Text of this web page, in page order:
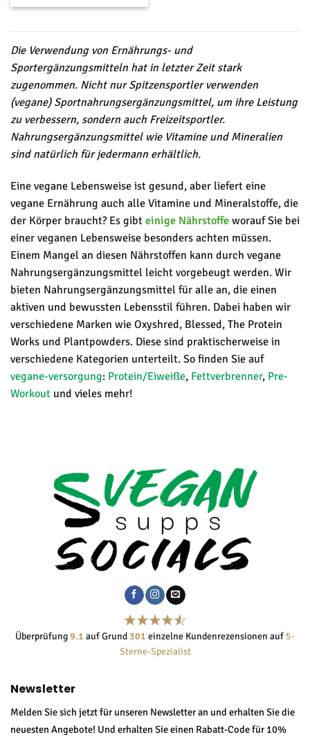
Die Verwendung von Ernährungs- und
Sportergänzungsmitteln hat in letzter Zeit stark
zugenommen. Nicht nur Spitzensportler verwenden
(vegane) Sportnahrungsergänzungsmittel, um ihre Leistung
zu verbessern, sondern auch Freizeitsportler.
Nahrungsergänzungsmittel wie Vitamine und Mineralien
sind natürlich für jedermann erhältlich.
Eine vegane Lebensweise ist gesund, aber liefert eine
vegane Ernährung auch alle Vitamine und Mineralstoffe, die
der Körper braucht? Es gibt einige Nährstoffe worauf Sie bei
einer veganen Lebensweise besonders achten müssen.
Einem Mangel an diesen Nährstoffen kann durch vegane
Nahrungsergänzungsmittel leicht vorgebeugt werden. Wir
bieten Nahrungsergänzungsmittel für alle an, die einen
aktiven und bewussten Lebensstil führen. Dabei haben wir
verschiedene Marken wie Oxyshred, Blessed, The Protein
Works und Plantpowders. Diese sind praktischerweise in
verschiedene Kategorien unterteilt. So finden Sie auf
vegane-versorgung: Protein/Eiweiße, Fettverbrenner, Pre-
Workout und vieles mehr!
Überprüfung9.1 auf Grund 301 einzelne Kundenrezensionen auf 5-
Sterne-Spezialist
Newsletter
Melden Sie sich jetzt für unseren Newsletter an und erhalten Sie die
neuesten Angebote! Und erhalten Sie einen Rabatt-Code für 10%